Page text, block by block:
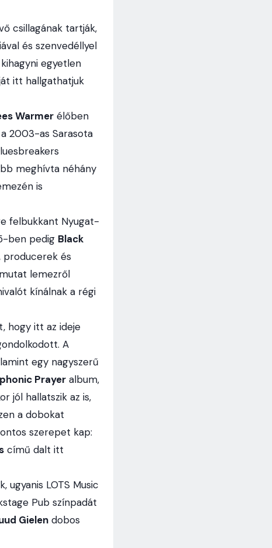
csillagának tartják,
és szenvedéllyel
egyetlen
itt hallgathatjuk
Warmer élőben
2003-as Sarasota
meghívta néhány
is
felbukkant Nyugat-
ben pedig Black
producerek és
lemezről
kínálnak a régi
hogy itt az ideje
A
egy nagyszerű
Prayer album,
jól hallatszik az is,
a dobokat
szerepet kap:
című dalt itt
ugyanis LOTS Music
Pub színpadát
Gielen dobos